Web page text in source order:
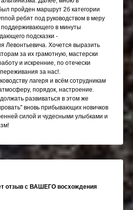
пройден маршрут 2б категории
ребят под руководством в меру
поддерживающего в минуты
подсказки -
Левонтьевича. Хочется выразить
за их грамотную, мастерски
и искренние, по отечески
за нас!.
лагеря и всём сотрудникам
порядок, настроение.
развиваться в этом же
вновь прибывающих новичков
силой и чудесными улыбками и
отзыв с ВАШЕГО восхождения